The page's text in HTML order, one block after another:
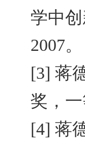
学中
2007。
[3] 蒋
奖，
[4] 蒋